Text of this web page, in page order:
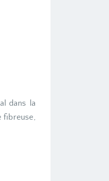
dans la
fibreuse,